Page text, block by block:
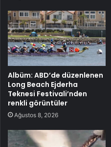
Albüm: ABD’de düzenlenen
Long Beach Ejderha
Teknesi Festivali’nden
renkli görüntüler
Ağustos 8, 2026